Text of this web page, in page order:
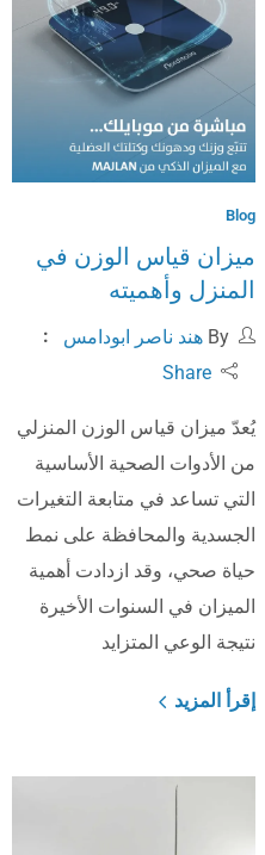
Blog
ميزان قياس الوزن في
المنزل وأهميته
هند ناصر ابودامس
Share
يُعدّ ميزان قياس الوزن المنزلي
من الأدوات الصحية الأساسية
التي تساعد في متابعة التغيرات
الجسدية والمحافظة على نمط
حياة صحي، وقد ازدادت أهمية
الميزان في السنوات الأخيرة
نتيجة الوعي المتزايد
إقرأ المزيد